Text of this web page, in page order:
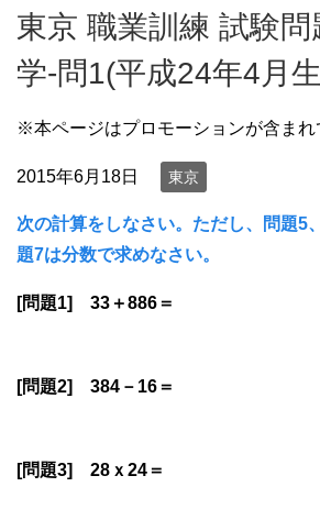
東京 職業訓練 試験
学-問1(平成24年4月
※本ページはプロモーションが含まれ
2015年6月18日 東京
次の計算をしなさい。ただし、問題5
題7は分数で求めなさい。
[問題1] 33＋886＝
[問題2] 384－16＝
[問題3] 28ｘ24＝